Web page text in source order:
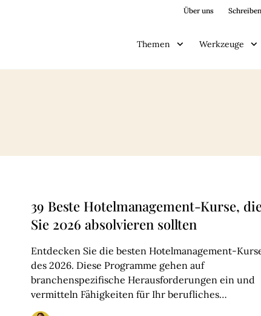
Über uns
Themen Werkzeuge
39 Beste Hotelmanagement-Kurse,
Sie 2026 absolvieren sollten
Entdecken Sie die besten Hotelmanagement-
des 2026. Diese Programme gehen auf
branchenspezifische Herausforderungen ein und
vermitteln Fähigkeiten für Ihr berufliches…